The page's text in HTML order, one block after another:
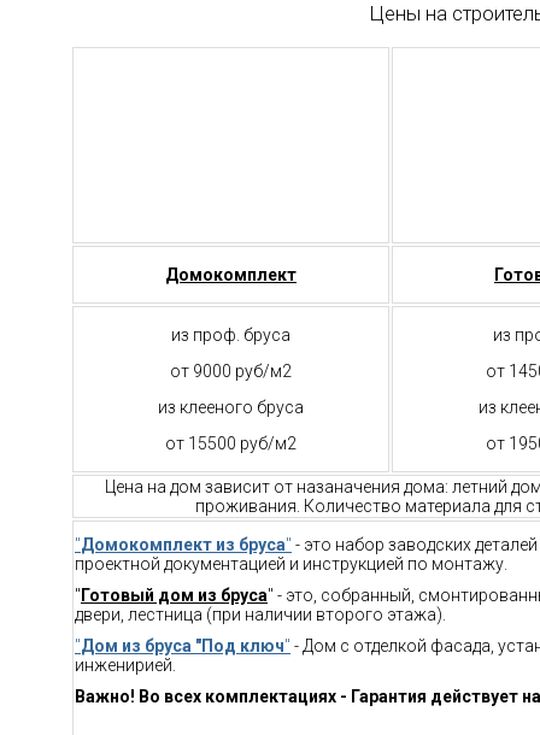
Цены на
Домокомплект
из проф. бруса
от 9000 руб/м2
из клееного бруса
от 15500 руб/м2
из
от
из
от
Цена на дом зависит от назаначения дома: летний
проживания. Количество материала для
"Домокомплект из бруса" - это набор заводских
проектной документацией и инструкцией по монтажу.
" Готовый дом из бруса" - это, собранный,
двери, лестница (при наличии второго этажа).
"Дом из бруса "Под ключ" - Дом с отделкой фасада,
инженирией.
Важно! Во всех комплектациях - Гарантия действует